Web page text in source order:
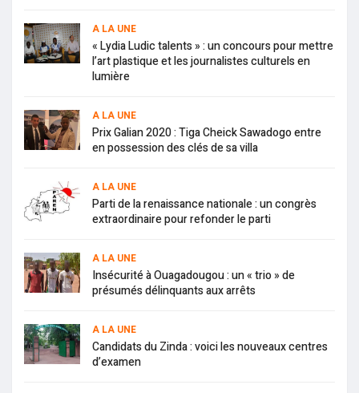
A LA UNE
« Lydia Ludic talents » : un concours pour mettre
l’art plastique et les journalistes culturels en
lumière
A LA UNE
Prix Galian 2020 : Tiga Cheick Sawadogo entre
en possession des clés de sa villa
A LA UNE
Parti de la renaissance nationale : un congrès
extraordinaire pour refonder le parti
A LA UNE
Insécurité à Ouagadougou : un « trio » de
présumés délinquants aux arrêts
A LA UNE
Candidats du Zinda : voici les nouveaux centres
d’examen